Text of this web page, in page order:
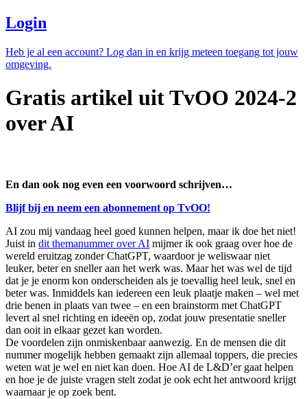
Login
Heb je al een account? Log dan in en krijg meteen toegang tot jouw
omgeving.
Gratis artikel uit TvOO 2024-2
over AI
En dan ook nog even een voorwoord schrijven…
Blijf bij en neem een abonnement op TvOO!
AI zou mij vandaag heel goed kunnen helpen, maar ik doe het niet!
Juist in dit themanummer over AI mijmer ik ook graag over hoe de
wereld eruitzag zonder ChatGPT, waardoor je weliswaar niet
leuker, beter en sneller aan het werk was. Maar het was wel de tijd
dat je je enorm kon onderscheiden als je toevallig heel leuk, snel en
beter was. Inmiddels kan iedereen een leuk plaatje maken – wel met
drie benen in plaats van twee – en een brainstorm met ChatGPT
levert al snel richting en ideeën op, zodat jouw presentatie sneller
dan ooit in elkaar gezet kan worden.
De voordelen zijn onmiskenbaar aanwezig. En de mensen die dit
nummer mogelijk hebben gemaakt zijn allemaal toppers, die precies
weten wat je wel en niet kan doen. Hoe AI de L&D’er gaat helpen
en hoe je de juiste vragen stelt zodat je ook echt het antwoord krijgt
waarnaar je op zoek bent.